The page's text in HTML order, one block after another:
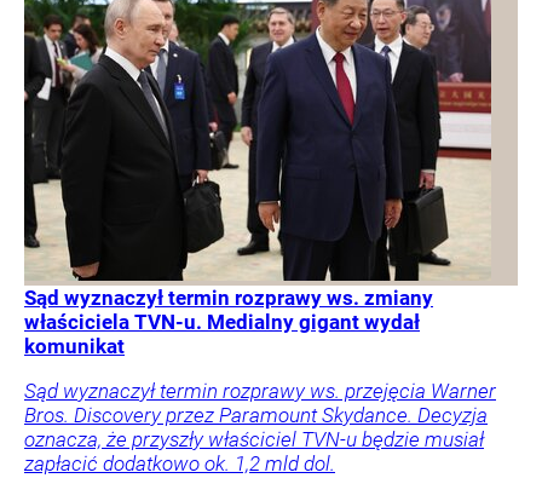
Sąd wyznaczył termin rozprawy ws. zmiany
właściciela TVN-u. Medialny gigant wydał
komunikat
Sąd wyznaczył termin rozprawy ws. przejęcia Warner
Bros. Discovery przez Paramount Skydance. Decyzja
oznacza, że przyszły właściciel TVN-u będzie musiał
zapłacić dodatkowo ok. 1,2 mld dol.